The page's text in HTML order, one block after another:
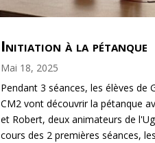
Initiation à la pétanque
Mai 18, 2025
Pendant 3 séances, les élèves de
CM2 vont découvrir la pétanque
et Robert, deux animateurs de
cours des 2 premières séances, les